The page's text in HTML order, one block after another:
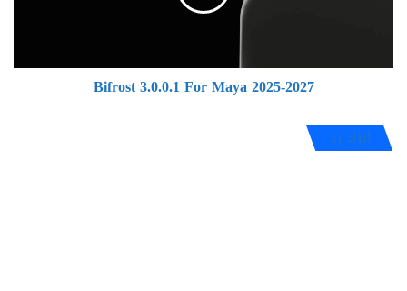
Bifrost 3.0.0.1 For Maya 2025-2027
اترك رد